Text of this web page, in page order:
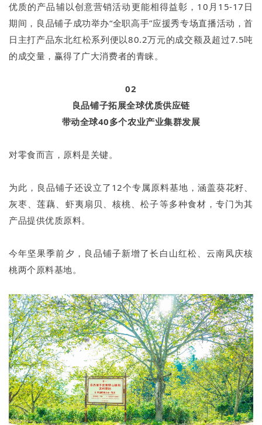
优质的产品辅以创意营销活动更能相得益彰，10月15-17日
期间，良品铺子成功举办“全职高手”应援秀专场直播活动，首
日主打产品东北红松系列便以80.2万元的成交额及超过7.5吨
的成交量，赢得了广大消费者的青睐。
02
良品铺子拓展全球优质供应链
带动全球40多个农业产业集群发展
对零食而言，原料是关键。
为此，良品铺子还设立了12个专属原料基地，涵盖葵花籽、
灰枣、莲藕、虾夷扇贝、核桃、松子等多种食材，专门为其
产品提供优质原料。
今年坚果季前夕，良品铺子新增了长白山红松、云南凤庆核
桃两个原料基地。